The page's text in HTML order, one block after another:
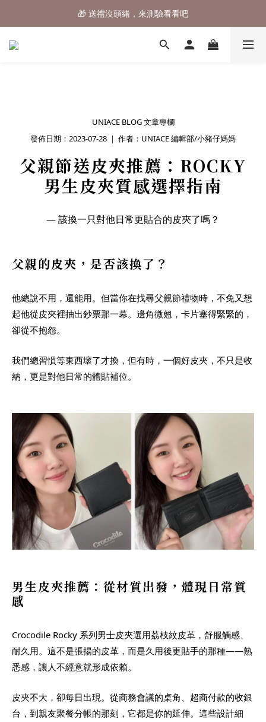
⌛行李箱結帳 72折 至8/9止
🎁 送禮沒頭緒，來測驗看看吧
⌛行李箱結帳 72折 至8/9止
UNIACE BLOG 文章專欄
發佈日期：2023-07-28 ｜ 作者：UNIACE 編輯部/小豬仔媽媽
父親節送皮夾推薦：ROCKY
男生皮夾質感選擇指南
— 該換一只對他日常更貼合的皮夾了嗎？
父親的皮夾，是否該換了？
他總說不用，還能用。但當你在找尋父親節禮物時，不免又想
起他從皮夾裡抽出鈔票那一幕。邊角微翹，卡片塞得緊緊的，
卻從不抱怨。
我們總習慣等東西壞了才換，但有時，一個好皮夾，不只是收
納，更是對他日常的體貼補位。
男生皮夾推薦：從材質出發，體現日常質
感
Crocodile Rocky 系列男士皮夾選用荔枝紋皮革，舒服觸感、
耐久用。這不是張揚的皮革，而是久用後更貼手的那種——熟
悉感，讓人不經意就形成依賴。
皮夾不大，卻每日出現。從商務會議的桌角、超商付款的收銀
台，到親友聚餐分帳的那刻，它都是你的延伸。這些設計細